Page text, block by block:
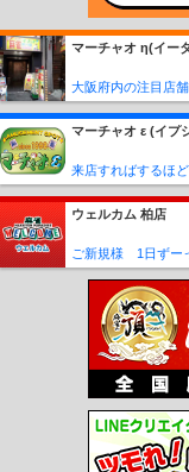
大阪府内の注目店舗
マーチャオ ε (イプ
来店すればするほ
ウェルカム 柏店
ご新規様 1日ずー